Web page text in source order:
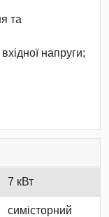
та
напруги;
7 кВт
симісторний